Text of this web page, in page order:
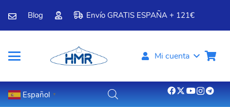
Blog Envío GRATIS ESPAÑA + 121€
Mi cuenta
Español ▼